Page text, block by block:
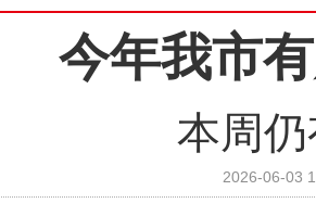
今年我市
本周
2026-06-03